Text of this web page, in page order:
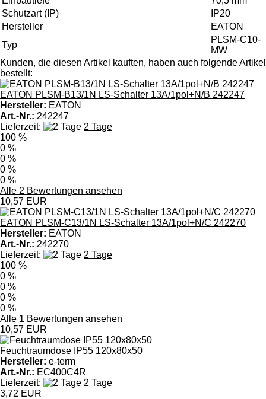
Schutzart (IP)
IP20
Hersteller
EATON
Typ
PLSM-C10-
MW
Kunden, die diesen Artikel kauften, haben auch folgende Artikel
bestellt:
EATON PLSM-B13/1N LS-Schalter 13A/1pol+N/B 242247
Hersteller: EATON
Art.-Nr.: 242247
Lieferzeit:
2 Tage
100 %
0 %
0 %
0 %
0 %
Alle 2 Bewertungen ansehen
10,57 EUR
EATON PLSM-C13/1N LS-Schalter 13A/1pol+N/C 242270
Hersteller: EATON
Art.-Nr.: 242270
Lieferzeit:
2 Tage
100 %
0 %
0 %
0 %
0 %
Alle 1 Bewertungen ansehen
10,57 EUR
Feuchtraumdose IP55 120x80x50
Hersteller: e-term
Art.-Nr.: EC400C4R
Lieferzeit:
2 Tage
3,72 EUR